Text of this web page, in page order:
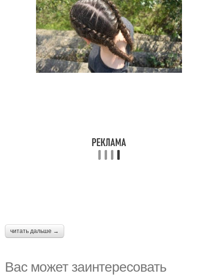
читать дальше →
Вас может заинтересовать